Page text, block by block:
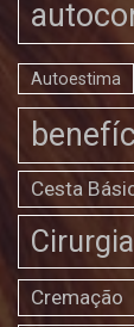
Autoestima
Cesta
Cremação